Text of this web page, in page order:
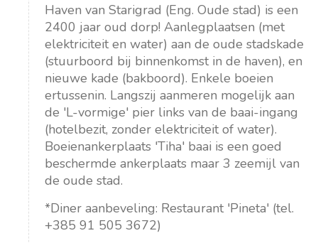
Haven van Starigrad (Eng. Oude stad) is een
2400 jaar oud dorp! Aanlegplaatsen (met
elektriciteit en water) aan de oude stadskade
(stuurboord bij binnenkomst in de haven), en
nieuwe kade (bakboord). Enkele boeien
ertussenin. Langszij aanmeren mogelijk aan
de 'L-vormige' pier links van de baai-ingang
(hotelbezit, zonder elektriciteit of water).
Boeienankerplaats 'Tiha' baai is een goed
beschermde ankerplaats maar 3 zeemijl van
de oude stad.
*Diner aanbeveling: Restaurant 'Pineta' (tel.
+385 91 505 3672)